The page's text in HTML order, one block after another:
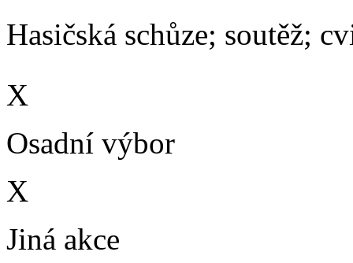
Hasičská schůze; soutěž;
X
Osadní výbor
X
Jiná akce